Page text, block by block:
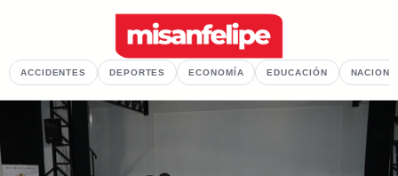
ACCIDENTES DEPORTES ECONOMÍA EDUCACIÓN